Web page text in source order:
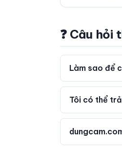
❓ Câu hỏi
Làm sao để
Tôi có thể